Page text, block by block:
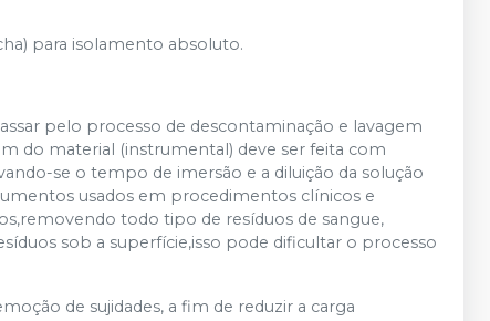
para isolamento absoluto.
pelo processo de descontaminação e lavagem
do material (instrumental) deve ser feita com
se o tempo de imersão e a diluição da solução
usados em procedimentos clínicos e
todo tipo de resíduos de sangue,
sob a superfície,isso pode dificultar o processo
de sujidades, a fim de reduzir a carga